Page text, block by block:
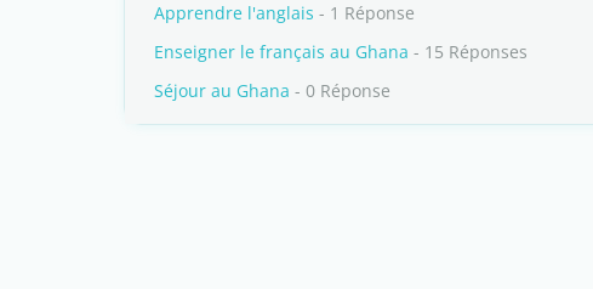
Apprendre l'anglais - 1 Réponse
Enseigner le français au Ghana - 15 Réponses
Séjour au Ghana - 0 Réponse